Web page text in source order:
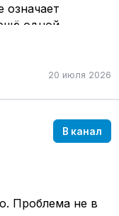
означает
одной
день, писать
- эффект
боялся с самого
на материалы»
20 июля 2026
В канал
Проблема не в